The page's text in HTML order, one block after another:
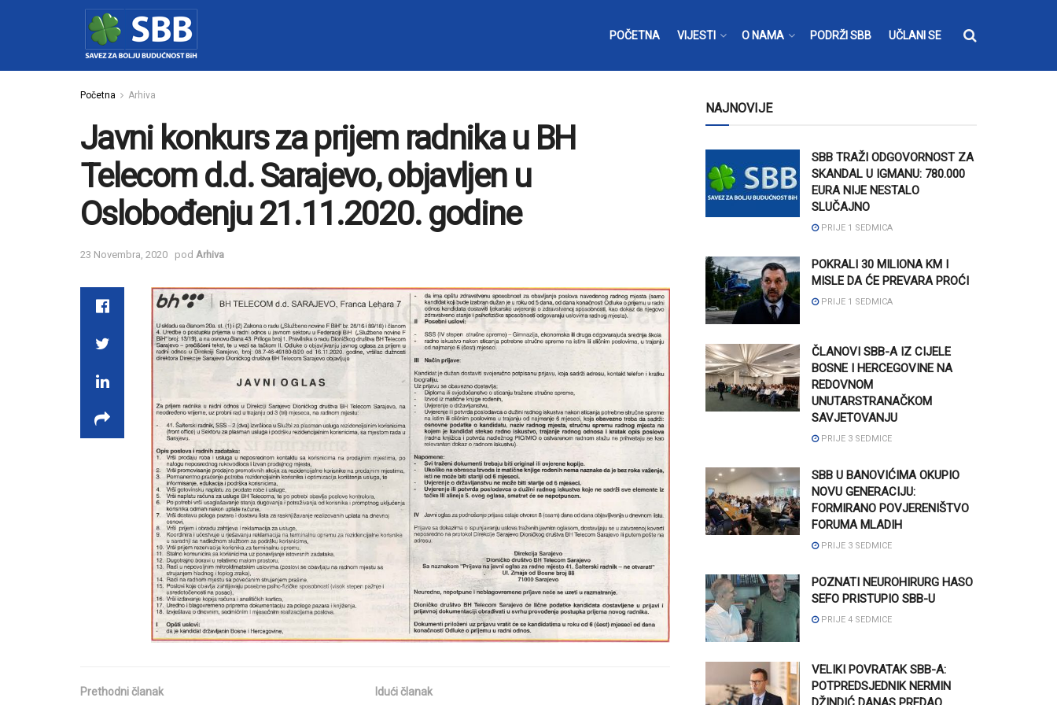
POČETNA VIJESTI O NAMA PODRŽI SBB UČLANI SE
Početna Arhiva
Javni konkurs za prijem radnika u BH
Telecom d.d. Sarajevo, objavljen u
Oslobođenju 21.11.2020. godine
23 Novembra, 2020 pod Arhiva
Prethodni članak Idući članak
NAJNOVIJE
SBB TRAŽI ODGOVORNOST ZA
SKANDAL U IGMANU: 780.000
EURA NIJE NESTALO
SLUČAJNO
PRIJE 1 SEDMICA
POKRALI 30 MILIONA KM I
MISLE DA ĆE PREVARA PROĆI
PRIJE 1 SEDMICA
ČLANOVI SBB-A IZ CIJELE
BOSNE I HERCEGOVINE NA
REDOVNOM
UNUTARSTRANAČKOM
SAVJETOVANJU
PRIJE 3 SEDMICE
SBB U BANOVIĆIMA OKUPIO
NOVU GENERACIJU:
FORMIRANO POVJERENIŠTVO
FORUMA MLADIH
PRIJE 3 SEDMICE
POZNATI NEUROHIRURG HASO
SEFO PRISTUPIO SBB-U
PRIJE 4 SEDMICE
VELIKI POVRATAK SBB-A:
POTPREDSJEDNIK NERMIN